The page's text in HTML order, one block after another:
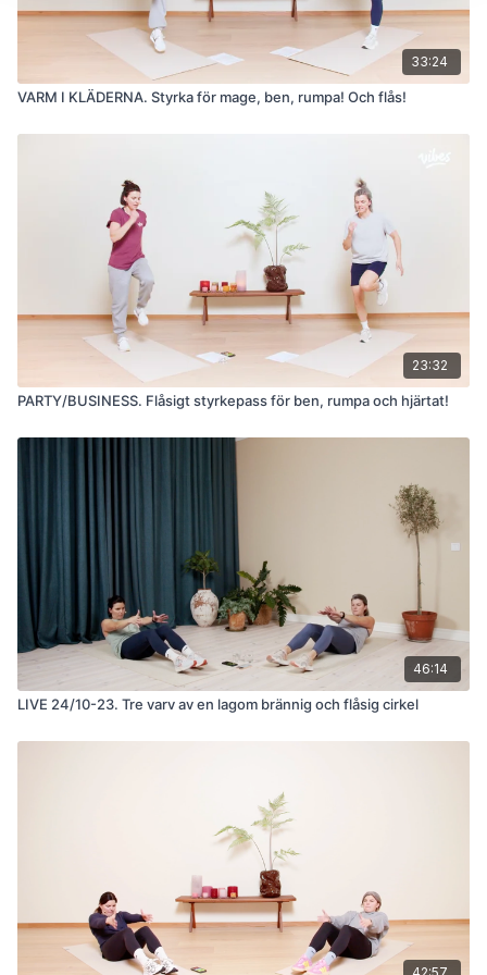
33:24
VARM I KLÄDERNA. Styrka för mage, ben, rumpa! Och flås!
23:32
PARTY/BUSINESS. Flåsigt styrkepass för ben, rumpa och hjärtat!
46:14
LIVE 24/10-23. Tre varv av en lagom brännig och flåsig cirkel